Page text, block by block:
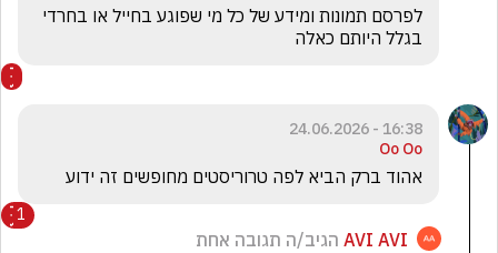
בגלל היותם כאלה
16:38 - 24.06.2026
Oo Oo
אהוד ברק הביא לפה טרוריסטים מחופשים זה ידוע
1
AVI AVI הגיב/ה תגובה אחת